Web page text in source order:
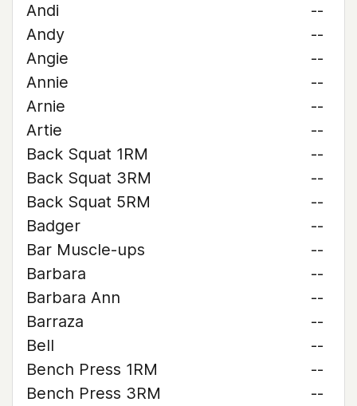
Andi
--
Andy
--
Angie
--
Annie
--
Arnie
--
Artie
--
Back Squat 1RM
--
Back Squat 3RM
--
Back Squat 5RM
--
Badger
--
Bar Muscle-ups
--
Barbara
--
Barbara Ann
--
Barraza
--
Bell
--
Bench Press 1RM
--
Bench Press 3RM
--